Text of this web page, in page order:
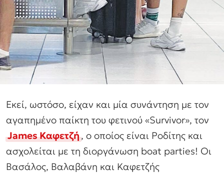
Εκεί, ωστόσο, είχαν και μία συνάντηση με τον
αγαπημένο παίκτη του φετινού «Survivor», τον
James Καφετζή, ο οποίος είναι Ροδίτης και
ασχολείται με τη διοργάνωση boat parties! Οι
Βασάλος, Βαλαβάνη και Καφετζής